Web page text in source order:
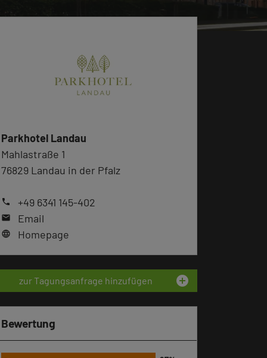
Parkhotel Landau
Mahlastraße 1
76829 Landau in der Pfalz
phone +49 6341 145-402
mail Email
language Homepage
zur Tagungsanfrage hinzufügen add_circle
Bewertung